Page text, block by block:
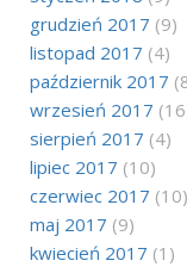
grudzień 2017 (9)
listopad 2017 (4)
październik 2017
wrzesień 2017
sierpień 2017 (4)
lipiec 2017 (10)
czerwiec 2017 (10)
maj 2017 (9)
kwiecień 2017 (1)